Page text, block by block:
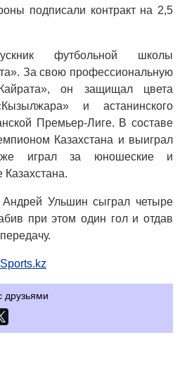
подписали контракт на 2,5
футбольной школы
За свою профессиональную
он защищал цвета
и астанинского
Премьер-Лиге. В составе
Казахстана и выиграл
играл за юношеские и
Ульшин сыграл четыре
при этом один гол и отдав
Sports.kz
друзьями